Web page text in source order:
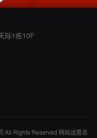
际1栋10F
All Rights Reserved 网站运营总